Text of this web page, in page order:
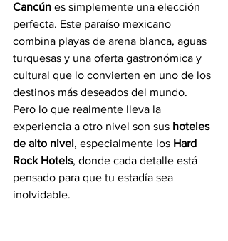
Cancún es simplemente una elección
perfecta. Este paraíso mexicano
combina playas de arena blanca, aguas
turquesas y una oferta gastronómica y
cultural que lo convierten en uno de los
destinos más deseados del mundo.
Pero lo que realmente lleva la
experiencia a otro nivel son sus hoteles
de alto nivel, especialmente los Hard
Rock Hotels, donde cada detalle está
pensado para que tu estadía sea
inolvidable.